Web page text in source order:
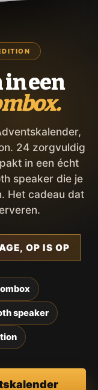
een
24 zorgvuldig
in een écht
speaker die je
Het cadeau dat
OP IS OP
speaker